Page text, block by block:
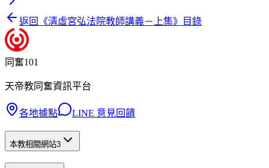
返回《清虛宮弘法院教師講義－上集》目錄
同奮101
天帝教同奮資訊平台
各地據點 LINE 意見回饋
本教相關網站3